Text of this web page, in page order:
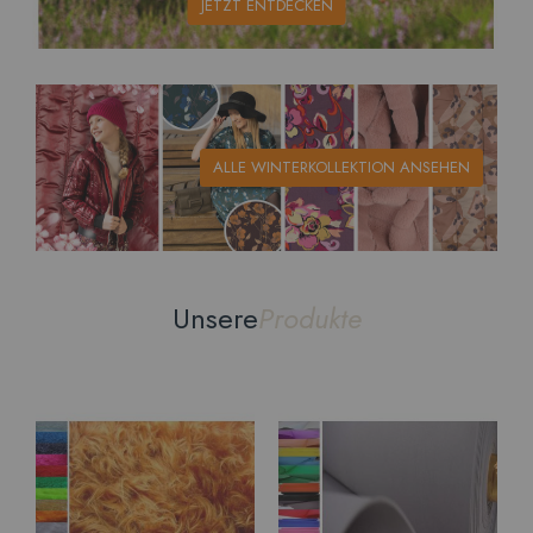
JETZT ENTDECKEN
ALLE WINTERKOLLEKTION ANSEHEN
UnsereProdukte